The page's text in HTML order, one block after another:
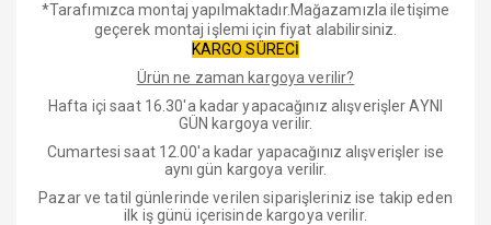
*Tarafımızca montaj yapılmaktadır.Mağazamızla iletişime
geçerek montaj işlemi için fiyat alabilirsiniz.
KARGO SÜRECİ
Ürün ne zaman kargoya verilir?
Hafta içi saat 16.30'a kadar yapacağınız alışverişler AYNI
GÜN kargoya verilir.
Cumartesi saat 12.00'a kadar yapacağınız alışverişler ise
aynı gün kargoya verilir.
Pazar ve tatil günlerinde verilen siparişleriniz ise takip eden
ilk iş günü içerisinde kargoya verilir.